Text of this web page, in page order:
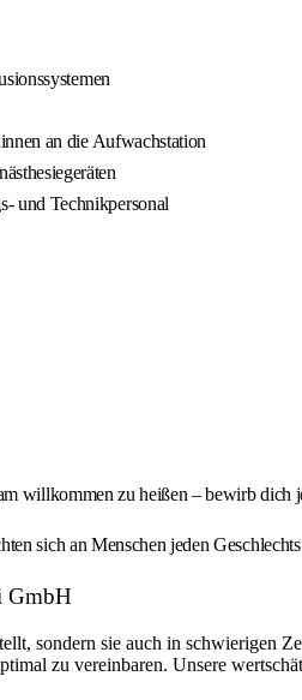
an die Aufwachstation
und Technikpersonal
willkommen zu heißen – bewirb dich
sich an Menschen jeden
GmbH
sondern sie auch in schwierigen
zu vereinbaren. Unsere